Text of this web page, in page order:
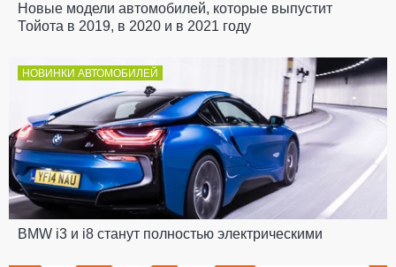
Новые модели автомобилей, которые выпустит
Тойота в 2019, в 2020 и в 2021 году
НОВИНКИ АВТОМОБИЛЕЙ
BMW i3 и i8 станут полностью электрическими